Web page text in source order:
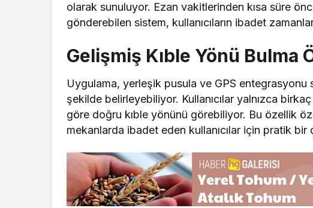
olarak sunuluyor. Ezan vakitlerinden kısa süre
gönderebilen sistem, kullanıcıların ibadet
Gelişmiş Kıble Yönü Bulma
Uygulama, yerleşik pusula ve GPS
şekilde belirleyebiliyor. Kullanıcılar yalnızca
göre doğru kıble yönünü görebiliyor. Bu özellik
mekanlarda ibadet eden kullanıcılar için pratik bir